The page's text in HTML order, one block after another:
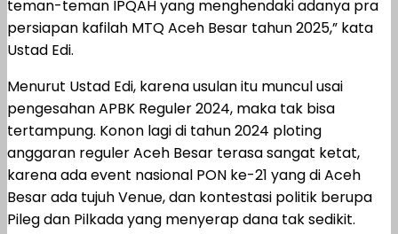
teman-teman IPQAH yang menghendaki adanya pra
persiapan kafilah MTQ Aceh Besar tahun 2025,” kata
Ustad Edi.
Menurut Ustad Edi, karena usulan itu muncul usai
pengesahan APBK Reguler 2024, maka tak bisa
tertampung. Konon lagi di tahun 2024 ploting
anggaran reguler Aceh Besar terasa sangat ketat,
karena ada event nasional PON ke-21 yang di Aceh
Besar ada tujuh Venue, dan kontestasi politik berupa
Pileg dan Pilkada yang menyerap dana tak sedikit.